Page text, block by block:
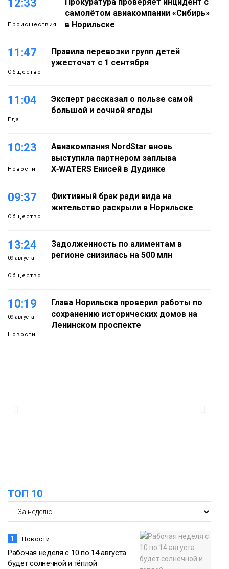
12:33
Происшествия
Прокуратура проверяет инцидент с
самолётом авиакомпании «Сибирь»
в Норильске
11:47
Общество
Правила перевозки групп детей
ужесточат с 1 сентября
11:04
Еда
Эксперт рассказал о пользе самой
большой и сочной ягоды
10:23
Новости
Авиакомпания NordStar вновь
выступила партнером заплыва
X‑WATERS Енисей в Дудинке
09:37
Общество
Фиктивный брак ради вида на
жительство раскрыли в Норильске
13:24
09 августа
Общество
Задолженность по алиментам в
регионе снизилась на 500 млн
10:19
09 августа
Новости
Глава Норильска проверил работы по
сохранению исторических домов на
Ленинском проспекте
ТОП 10
1 Новости
Рабочая неделя с 10 по 14 августа
будет солнечной и тёплой